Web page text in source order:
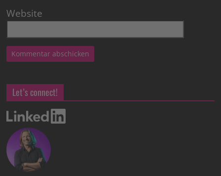
Website
Let’s connect!